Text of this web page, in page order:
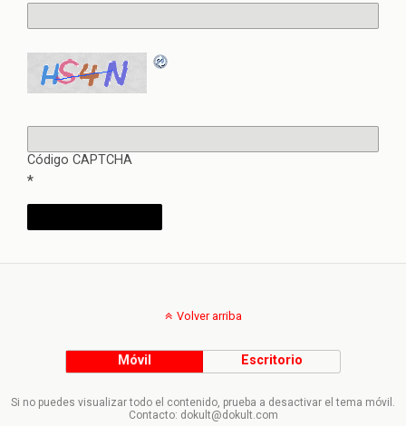
Código CAPTCHA
*
Volver arriba
Móvil Escritorio
Si no puedes visualizar todo el contenido, prueba a desactivar el tema móvil.
Contacto: dokult@dokult.com